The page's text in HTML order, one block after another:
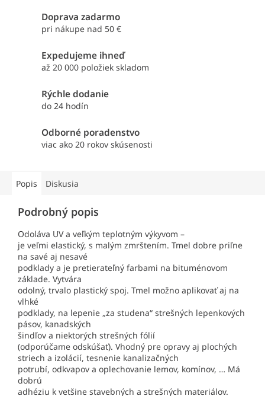
Doprava zadarmo
pri nákupe nad 50 €
Expedujeme ihneď
až 20 000 položiek skladom
Rýchle dodanie
do 24 hodín
Odborné poradenstvo
viac ako 20 rokov skúsenosti
Popis Diskusia
Podrobný popis
Odoláva UV a veľkým teplotným výkyvom –
je veľmi elastický, s malým zmrštením. Tmel dobre priľne
na savé aj nesavé
podklady a je pretierateľný farbami na bituménovom
základe. Vytvára
odolný, trvalo plastický spoj. Tmel možno aplikovať aj na
vlhké
podklady, na lepenie „za studena“ strešných lepenkových
pásov, kanadských
šindľov a niektorých strešných fólií
(odporúčame odskúšať). Vhodný pre opravy aj plochých
striech a izolácií, tesnenie kanalizačných
potrubí, odkvapov a oplechovanie lemov, komínov, … Má
dobrú
adhéziu k vetšine stavebných a strešných materiálov.